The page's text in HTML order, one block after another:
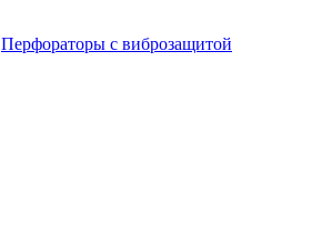
Перфораторы с виброзащитой